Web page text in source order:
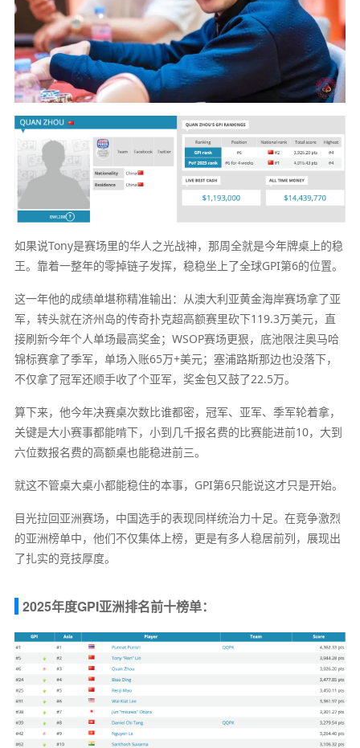
如果说Tony是赛场里的华人之光战神，那周全就是今年牌桌上的稳
王。靠着一整年的零掉链子发挥，稳稳坐上了全球GPI第6的位置。
这一年他的成绩单堪称精准输出：从澳大利亚黄金海岸赛场拿了亚
军，转头就在济州岛的传奇扑克超高额赛里砍下119.3万美元，直
接刷新今年个人单场最高奖金；WSOP赛场更狠，底池限注奥马哈
锦标赛拿了季军，单场入账65万+美元；塞浦路斯那边也没落下，
不仅拿了冠军还顺手收了个亚军，奖金包又鼓了22.5万。
算下来，他今年决赛桌次数比谁都密，冠军、亚军、季军轮着拿，
关键是大小赛事都能啃下，小到几千报名费的比赛能进前10，大到
六位数报名费的高额桌也能稳进前三。
就这不管桌大桌小都能稳住的本事，GPI第6只能说这才只是开始。
目光拉回亚洲赛场，中国选手的表现同样统治力十足。在竞争激烈
的亚洲榜单中，他们不仅集体上榜，更是有多人稳居前列，展现出
了扎实的竞技厚度。
2025年度GPI亚洲排名前十榜单：